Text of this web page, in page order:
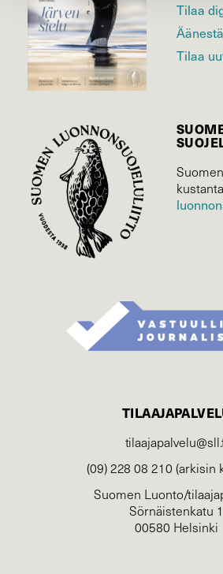
Tilaa
Tilaa
(09) 228 08 210 (arkisin
Suomen Luonto/
Sörnäistenkatu 1
00580 Helsinki